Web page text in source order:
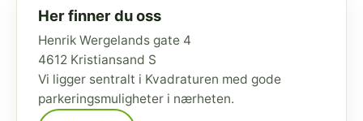
Her finner du oss
Henrik Wergelands gate 4
4612 Kristiansand S
Vi ligger sentralt i Kvadraturen med gode
parkeringsmuligheter i nærheten.